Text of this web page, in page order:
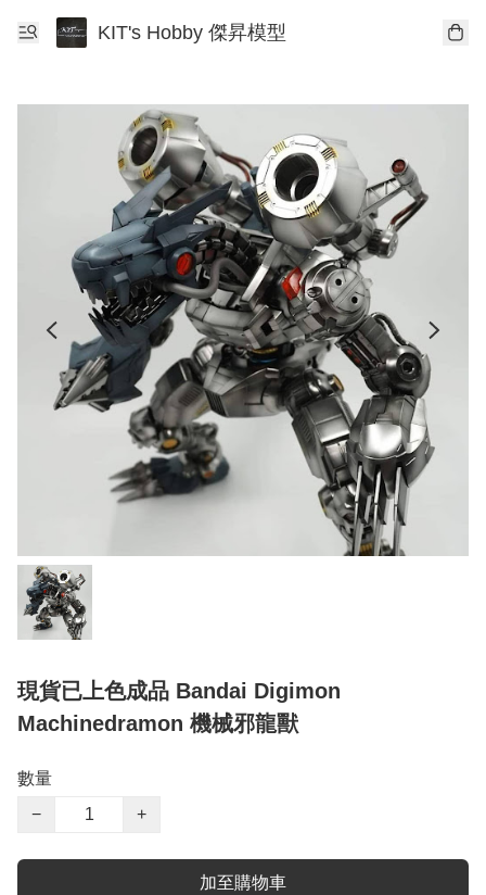
KIT's Hobby 傑昇模型
現貨已上色成品 Bandai Digimon
Machinedramon 機械邪龍獸
數量
−
+
加至購物車